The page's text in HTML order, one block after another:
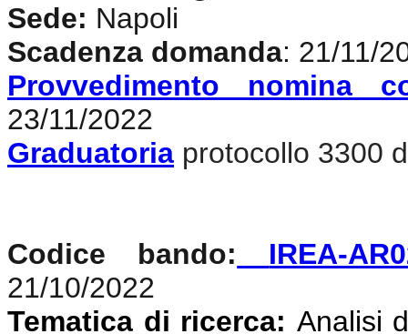
Sede: Napoli
Scadenza domanda: 21/11/
Provvedimento nomina
23/11/2022
Graduatoria protocollo 3300
Codice bando:
IREA-
21/10/2022
Tematica di ricerca: Analisi